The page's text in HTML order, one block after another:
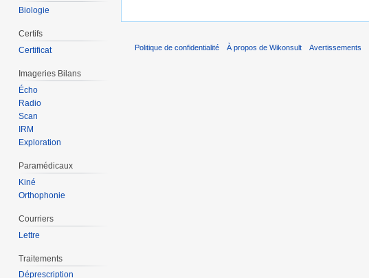
Biologie
Certifs
Certificat
Imageries Bilans
Écho
Radio
Scan
IRM
Exploration
Paramédicaux
Kiné
Orthophonie
Courriers
Lettre
Traitements
Déprescription
Politique de confidentialité À propos de Wikonsult Avertissements